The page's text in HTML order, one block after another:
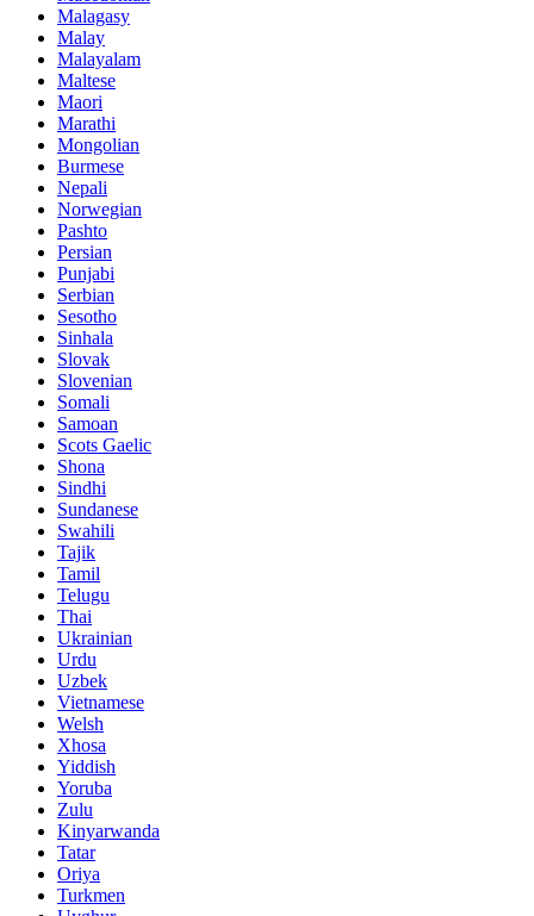
Malagasy
Malay
Malayalam
Maltese
Maori
Marathi
Mongolian
Burmese
Nepali
Norwegian
Pashto
Persian
Punjabi
Serbian
Sesotho
Sinhala
Slovak
Slovenian
Somali
Samoan
Scots Gaelic
Shona
Sindhi
Sundanese
Swahili
Tajik
Tamil
Telugu
Thai
Ukrainian
Urdu
Uzbek
Vietnamese
Welsh
Xhosa
Yiddish
Yoruba
Zulu
Kinyarwanda
Tatar
Oriya
Turkmen